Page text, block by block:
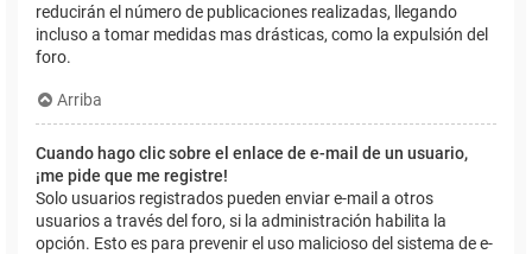
reducirán el número de publicaciones realizadas, llegando
incluso a tomar medidas mas drásticas, como la expulsión del
foro.
Arriba
Cuando hago clic sobre el enlace de e-mail de un usuario,
¡me pide que me registre!
Solo usuarios registrados pueden enviar e-mail a otros
usuarios a través del foro, si la administración habilita la
opción. Esto es para prevenir el uso malicioso del sistema de e-